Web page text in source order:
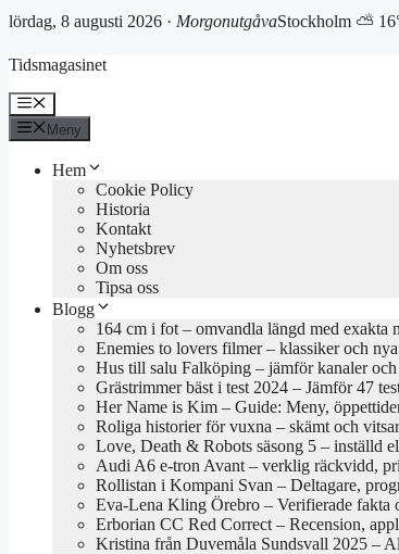
lördag, 8 augusti 2026 · MorgonutgåvaStockholm ⛅
till
Tidsmagasinet
Meny
Meny
Hem
Cookie Policy
Historia
Kontakt
Nyhetsbrev
Om oss
Tipsa oss
Blogg
164 cm i fot – omvandla längd med exakta
Enemies to lovers filmer – klassiker och
Hus till salu Falköping – jämför kanaler
Grästrimmer bäst i test 2024 – Jämför 47
Her Name is Kim – Guide: Meny,
Roliga historier för vuxna – skämt och vitsar
Love, Death & Robots säsong 5 – inställd
Audi A6 e-tron Avant – verklig räckvidd,
Rollistan i Kompani Svan – Deltagare,
Eva-Lena Kling Örebro – Verifierade fakta
Erborian CC Red Correct – Recension,
Kristina från Duvemåla Sundsvall 2025 –